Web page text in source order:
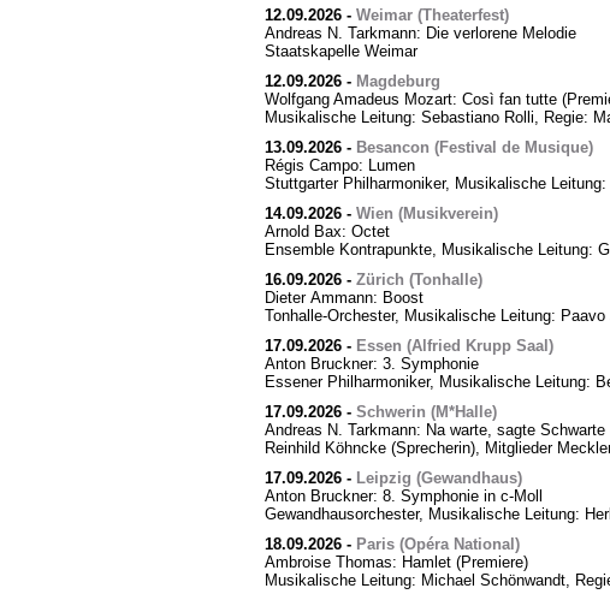
12.09.2026- Weimar (Theaterfest)
Andreas N. Tarkmann: Die verlorene Melodie
Staatskapelle Weimar
12.09.2026- Magdeburg
Wolfgang Amadeus Mozart: Così fan tutte
Musikalische Leitung: Sebastiano Rolli, Regie:
13.09.2026- Besancon (Festival de Musique)
Régis Campo: Lumen
Stuttgarter Philharmoniker, Musikalische
14.09.2026- Wien (Musikverein)
Arnold Bax: Octet
Ensemble Kontrapunkte, Musikalische Leitung:
16.09.2026- Zürich (Tonhalle)
Dieter Ammann: Boost
Tonhalle-Orchester, Musikalische Leitung: Paavo
17.09.2026- Essen (Alfried Krupp Saal)
Anton Bruckner: 3. Symphonie
Essener Philharmoniker, Musikalische Leitung:
17.09.2026- Schwerin (M*Halle)
Andreas N. Tarkmann: Na warte, sagte Schwarte
Reinhild Köhncke (Sprecherin), Mitglieder
17.09.2026- Leipzig (Gewandhaus)
Anton Bruckner: 8. Symphonie in c-Moll
Gewandhausorchester, Musikalische Leitung:
18.09.2026- Paris (Opéra National)
Ambroise Thomas: Hamlet (Premiere)
Musikalische Leitung: Michael Schönwandt,